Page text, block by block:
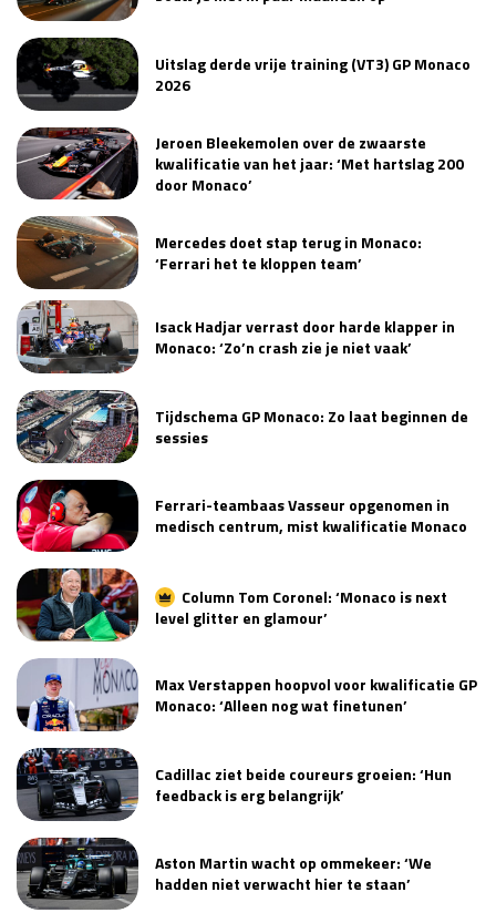
Uitslag derde vrije training (VT3) GP Monaco
2026
Jeroen Bleekemolen over de zwaarste
kwalificatie van het jaar: ‘Met hartslag 200
door Monaco’
Mercedes doet stap terug in Monaco:
‘Ferrari het te kloppen team’
Isack Hadjar verrast door harde klapper in
Monaco: ‘Zo’n crash zie je niet vaak’
Tijdschema GP Monaco: Zo laat beginnen de
sessies
Ferrari-teambaas Vasseur opgenomen in
medisch centrum, mist kwalificatie Monaco
Column Tom Coronel: ‘Monaco is next
level glitter en glamour’
Max Verstappen hoopvol voor kwalificatie GP
Monaco: ‘Alleen nog wat finetunen’
Cadillac ziet beide coureurs groeien: ‘Hun
feedback is erg belangrijk’
Aston Martin wacht op ommekeer: ‘We
hadden niet verwacht hier te staan’